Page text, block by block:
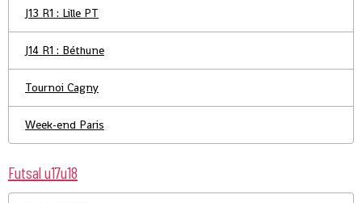
J13 R1 : Lille PT
J14 R1 : Béthune
Tournoi Cagny
Week-end Paris
Futsal u17u18